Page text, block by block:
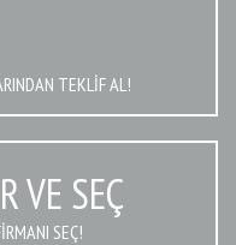
TEKLIF AL!
VE SEÇ
SEÇ!